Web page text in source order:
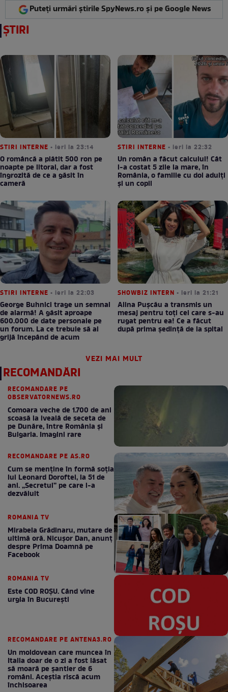
Puteți urmări știrile SpyNews.ro și pe Google News
ȘTIRI
STIRI INTERNE • ieri la 23:14
O româncă a plătit 500 ron pe
noapte pe litoral, dar a fost
îngrozită de ce a găsit în
cameră
STIRI INTERNE • ieri la 22:32
Un român a făcut calculul! Cât
l-a costat 5 zile la mare, în
România, o familie cu doi adulți
și un copil
STIRI INTERNE • ieri la 22:03
George Buhnici trage un semnal
de alarmă! A găsit aproape
600.000 de date personale pe
un forum. La ce trebuie să ai
grijă începând de acum
SHOWBIZ INTERN • ieri la 21:21
Alina Pușcău a transmis un
mesaj pentru toți cei care s-au
rugat pentru ea! Ce a făcut
după prima ședință de la spital
VEZI MAI MULT
RECOMANDĂRI
RECOMANDARE PE
OBSERVATORNEWS.RO
Comoara veche de 1.700 de ani
scoasă la iveală de seceta de
pe Dunăre, între România şi
Bulgaria. Imagini rare
RECOMANDARE PE AS.RO
Cum se menţine în formă soţia
lui Leonard Doroftei, la 51 de
ani. „Secretul” pe care l-a
dezvăluit
ROMANIA TV
Mirabela Grădinaru, mutare de
ultimă oră. Nicuşor Dan, anunţ
despre Prima Doamnă pe
Facebook
ROMANIA TV
Este COD ROŞU. Când vine
urgia în Bucureşti
RECOMANDARE PE ANTENA3.RO
Un moldovean care muncea în
Italia doar de o zi a fost lăsat
să moară pe şantier de 6
români. Aceștia riscă acum
închisoarea